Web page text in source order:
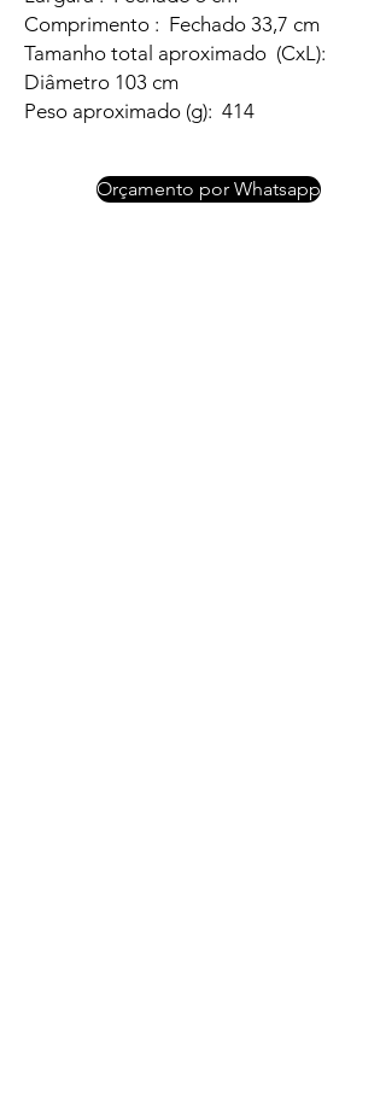
Comprimento : Fechado 33,7 cm
Tamanho total aproximado (CxL):
Diâmetro 103 cm
Peso aproximado (g): 414
Orçamento por Whatsapp